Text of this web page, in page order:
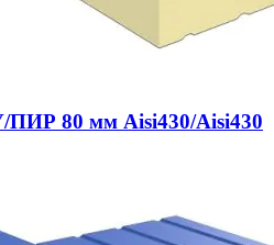
ПИР 80 мм Aisi430/Aisi430